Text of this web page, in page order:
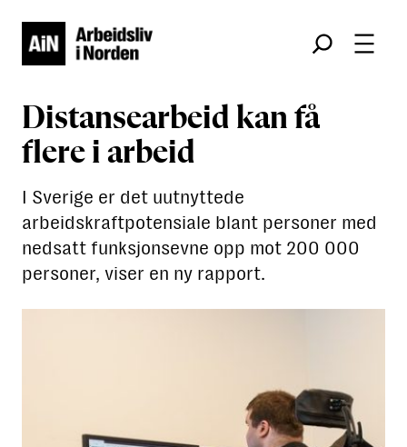
Søk
Distansearbeid kan få
flere i arbeid
I Sverige er det uutnyttede
arbeidskraftpotensiale blant personer med
nedsatt funksjonsevne opp mot 200 000
personer, viser en ny rapport.